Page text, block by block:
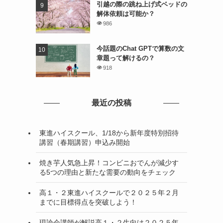
引越の際の跳ね上げ式ベッドの
解体依頼は可能か？
986
今話題のChat GPTで算数の文
章題って解けるの？
918
最近の投稿
東進ハイスクール、1/18から新年度特別招待
講習（春期講習）申込み開始
焼き芋人気急上昇！コンビニおでんが減少す
る5つの理由と新たな需要の動向をチェック
高１・２東進ハイスクールで２０２５年２月
までに目標得点を突破しよう！